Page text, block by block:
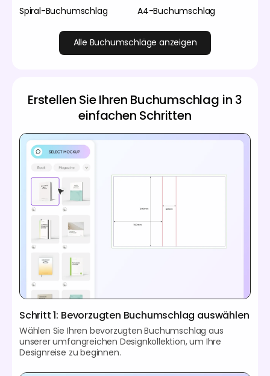
Spiral-Buchumschlag A4-Buchumschlag
Alle Buchumschläge anzeigen
Erstellen Sie Ihren Buchumschlag in 3
einfachen Schritten
Schritt 1: Bevorzugten Buchumschlag auswählen
Wählen Sie Ihren bevorzugten Buchumschlag aus
unserer umfangreichen Designkollektion, um Ihre
Designreise zu beginnen.